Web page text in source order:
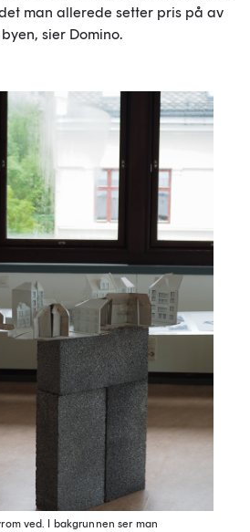
man allerede setter pris på av
sier Domino.
ved. I bakgrunnen ser man